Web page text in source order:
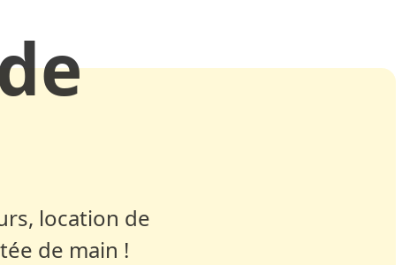
location de
de main !